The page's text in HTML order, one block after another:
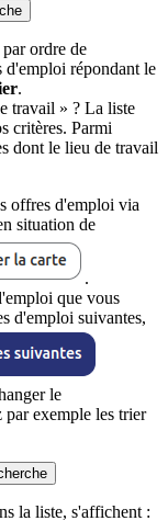
ordre de
d'emploi répondant le
.
travail » ? La liste
critères. Parmi
dont le lieu de travail
offres d'emploi via
situation de
.
que vous
d'emploi suivantes,
le
par exemple les trier
la liste, s'affichent :